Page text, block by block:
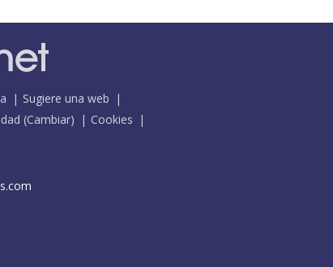
Sugiere una web
(Cambiar)
Cookies